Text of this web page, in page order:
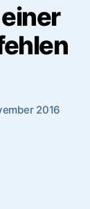
2016